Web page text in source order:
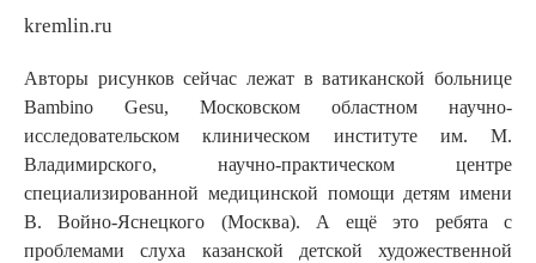
kremlin.ru
Авторы рисунков сейчас лежат в ватиканской больнице
Bambino Gesu, Московском областном научно-
исследовательском клиническом институте им. М.
Владимирского, научно-практическом центре
специализированной медицинской помощи детям имени
В. Войно-Яснецкого (Москва). А ещё это ребята с
проблемами слуха казанской детской художественной